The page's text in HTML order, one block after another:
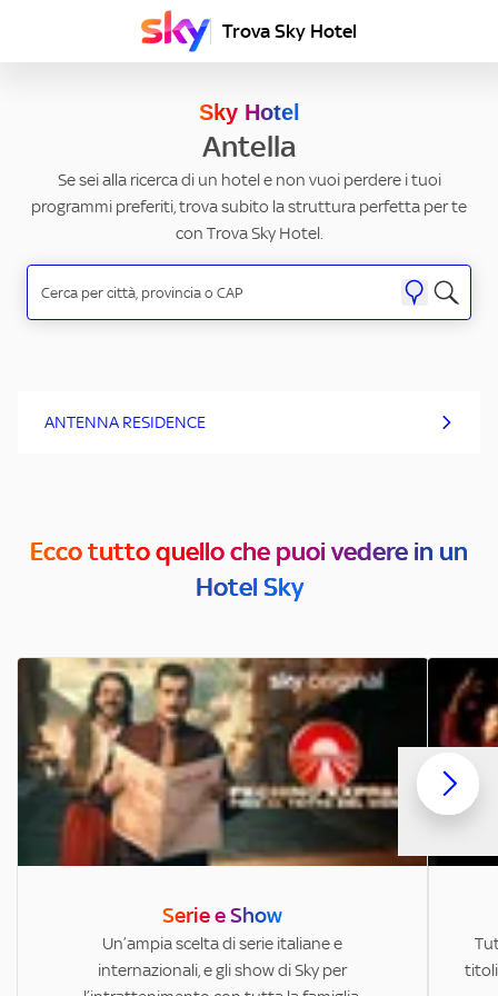
Trova Sky Hotel
Sky Hotel
Antella
Se sei alla ricerca di un hotel e non vuoi perdere i tuoi
programmi preferiti, trova subito la struttura perfetta per te
con Trova Sky Hotel.
ANTENNA RESIDENCE
Ecco tutto quello che puoi vedere in un
Hotel Sky
Serie e Show
Un’ampia scelta di serie italiane e
internazionali, e gli show di Sky per
titoli